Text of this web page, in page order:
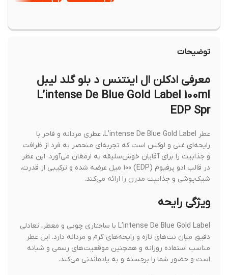
توضیحات
معرفی ادکلن ال اینتنس د بلو گلد لیبل
L’intense De Blue Gold Label 100ml
EDP Spr
عطر L’intense De Blue Gold Label، عطری مردانه و فاخر با
رایحه‌ای غنی و لوکس است که تجربه‌ای منحصر به فرد از ظرافت
و جذابیت را برای آقایان خوش‌سلیقه به ارمغان می‌آورد. این عطر
در قالب ادو پرفیوم (EDP) 100 میل عرضه شده و ترکیبی از قدرت،
شیک‌پوشی و جذابیت مدرن را ارائه می‌کند.
ویژگی رایحه
L’intense De Blue Gold Label با ساختاری چوبی و معطر، تعادلی
دقیق میان نت‌های تازه و رایحه‌های گرم و مردانه دارد. این عطر
مناسب استفاده روزانه و همچنین موقعیت‌های رسمی و شبانه
است و حضور شما را برجسته و به یادماندنی می‌کند.